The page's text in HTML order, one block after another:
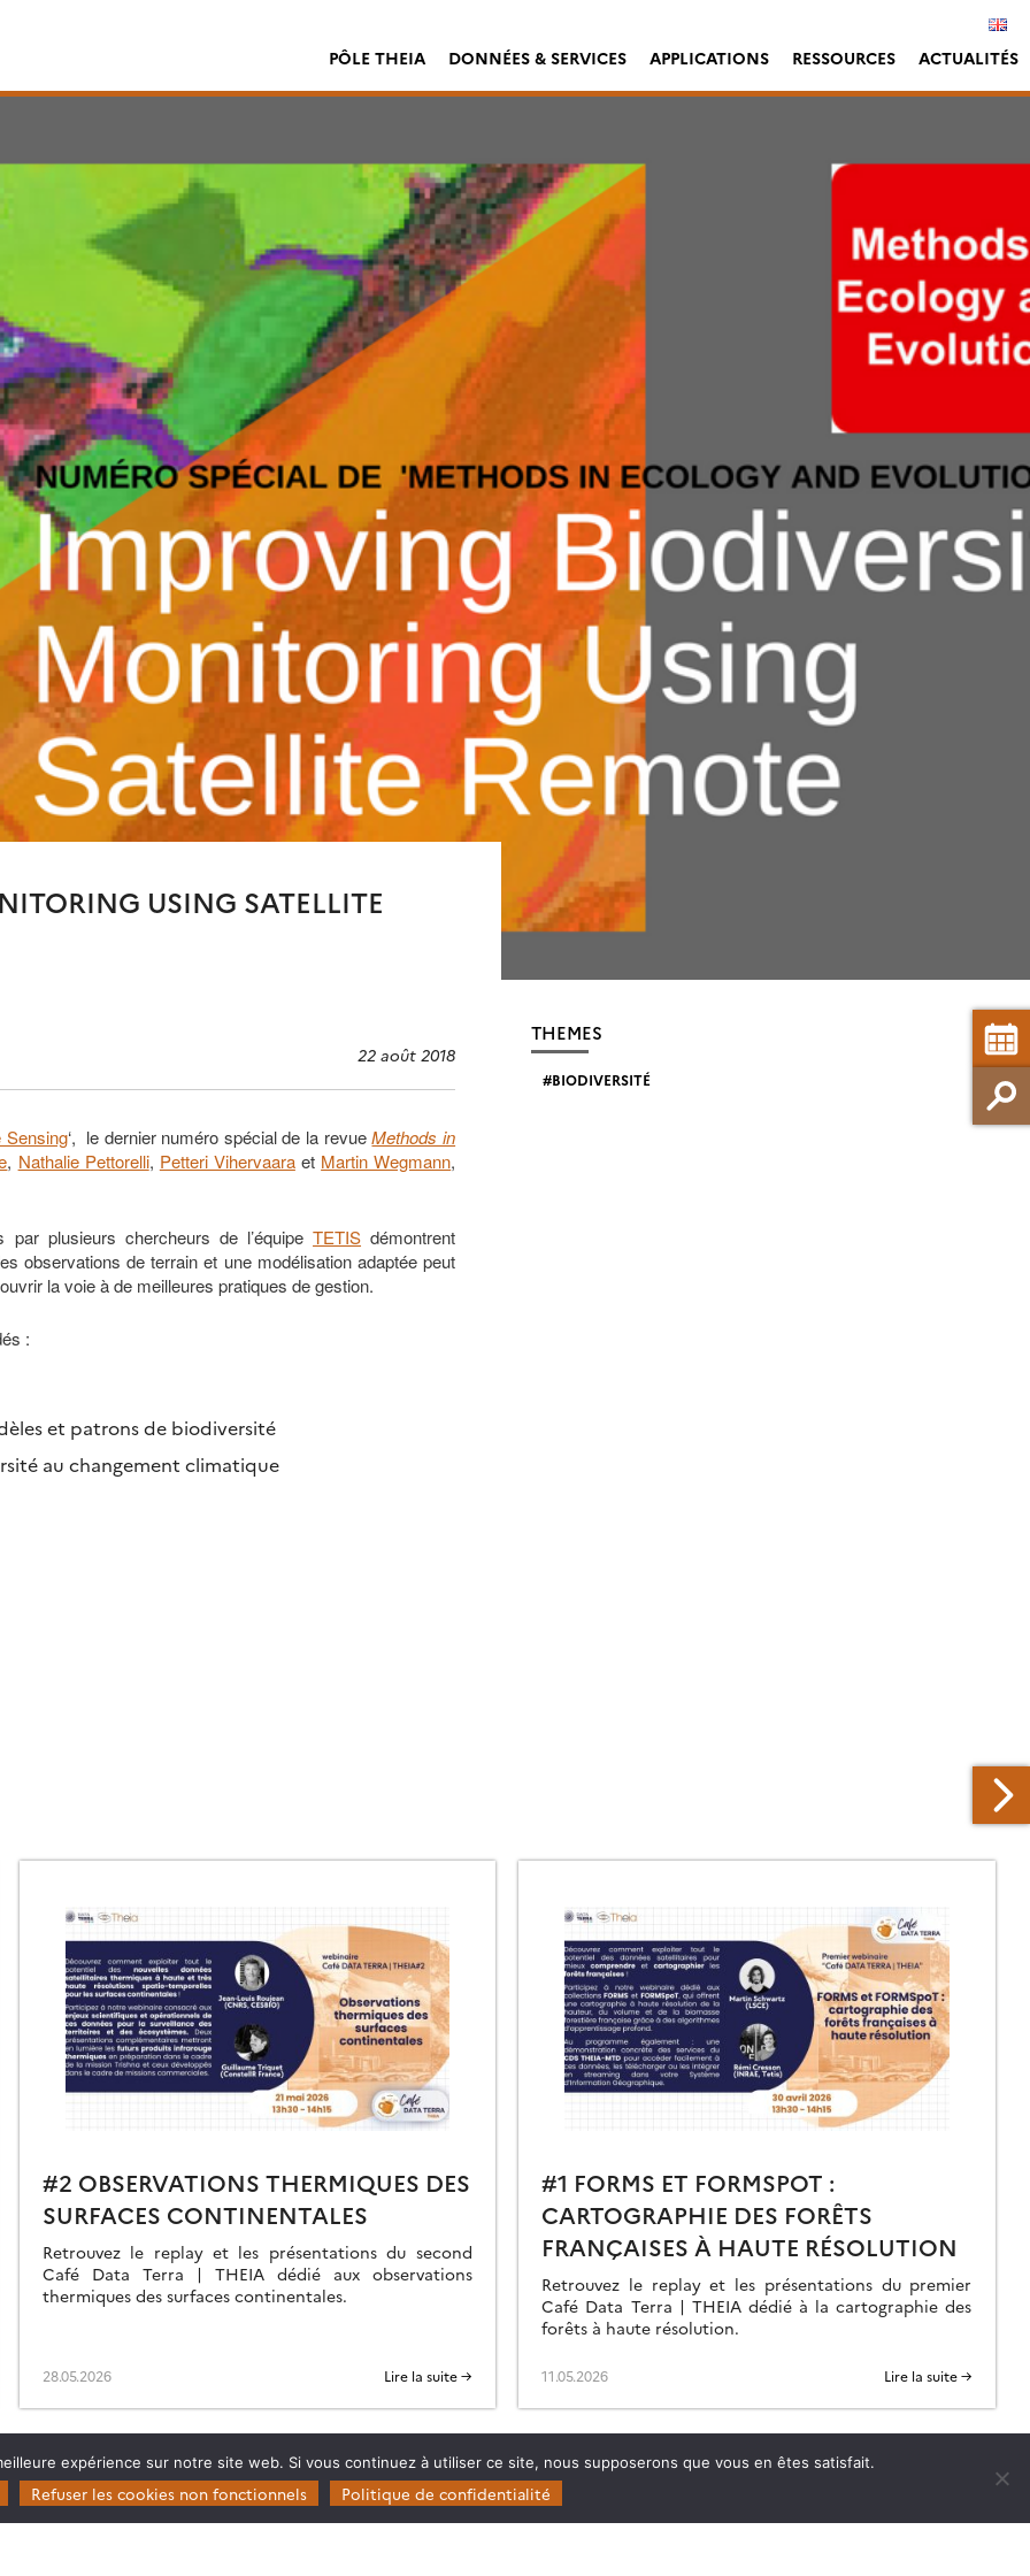
PÔLE THEIA DONNÉES & SERVICES APPLICATIONS RESSOURCES ACTUALITÉS
USING SATELLITE
22 août 2018
Sensing‘, le dernier numéro spécial de la revueMethods in
, Nathalie Pettorelli, Petteri Vihervaaraet Martin Wegmann,
plusieurs chercheurs de l’équipeTETIS démontrent
observations de terrain et une modélisation adaptée peut
la voie à de meilleures pratiques de gestion.
:
et patrons de biodiversité
au changement climatique
THEMES
BIODIVERSITÉ
#2 OBSERVATIONS THERMIQUES DES
SURFACES CONTINENTALES
Retrouvez le replay et les présentations du second
Café Data Terra | THEIA dédié aux observations
thermiques des surfaces continentales.
28.05.2026 Lire la suite →
#1 FORMS ET FORMSPOT :
CARTOGRAPHIE DES FORÊTS
FRANÇAISES À HAUTE RÉSOLUTION
Retrouvez le replay et les présentations du premier
Café Data Terra | THEIA dédié à la cartographie des
forêts à haute résolution.
11.05.2026 Lire la suite →
expérience sur notre site web. Si vous continuez à utiliser ce site, nous supposerons que vous en êtes satisfait.
Refuser les cookies non fonctionnels Politique de confidentialité